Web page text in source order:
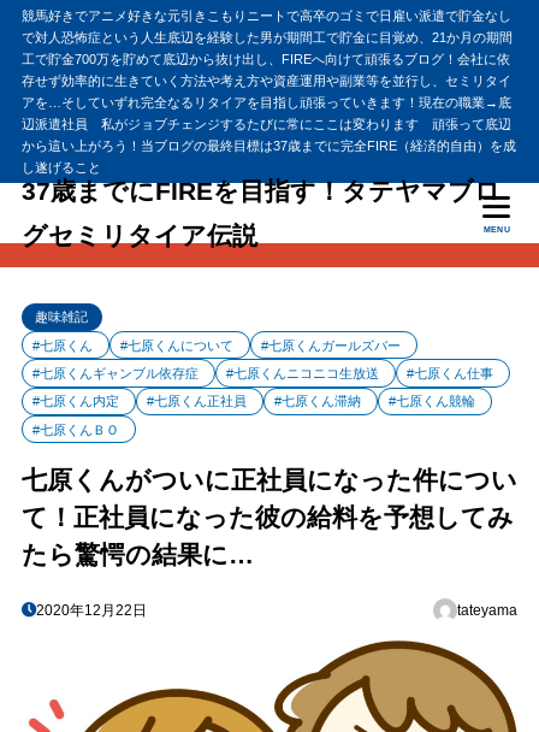
競馬好きでアニメ好きな元引きこもりニートで高卒のゴミで日雇い派遣で貯金なし
で対人恐怖症という人生底辺を経験した男が期間工で貯金に目覚め、21か月の期間
工で貯金700万を貯めて底辺から抜け出し、FIREへ向けて頑張るブログ！会社に依
存せず効率的に生きていく方法や考え方や資産運用や副業等を並行し、セミリタイ
アを…そしていずれ完全なるリタイアを目指し頑張っていきます！現在の職業→底
辺派遣社員 私がジョブチェンジするたびに常にここは変わります 頑張って底辺
から這い上がろう！当ブログの最終目標は37歳までに完全FIRE（経済的自由）を成
し遂げること
37歳までにFIREを目指す！タテヤマブロ
グセミリタイア伝説
MENU
趣味雑記
#七原くん
#七原くんについて
#七原くんガールズバー
#七原くんギャンブル依存症
#七原くんニコニコ生放送
#七原くん仕事
#七原くん内定
#七原くん正社員 #七原くん滞納
#七原くん競輪
#七原くんＢＯ
七原くんがついに正社員になった件につい
て！正社員になった彼の給料を予想してみ
たら驚愕の結果に…
2020年12月22日 tateyama